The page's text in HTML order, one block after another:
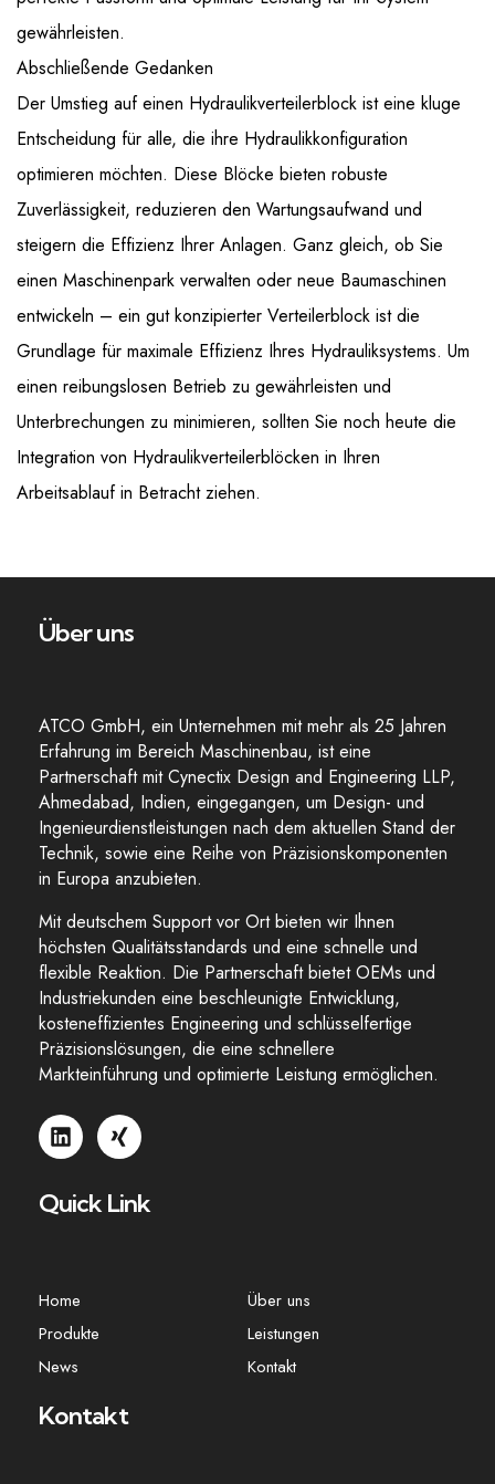
gewährleisten.
Abschließende Gedanken
Der Umstieg auf einen Hydraulikverteilerblock ist eine kluge
Entscheidung für alle, die ihre Hydraulikkonfiguration
optimieren möchten. Diese Blöcke bieten robuste
Zuverlässigkeit, reduzieren den Wartungsaufwand und
steigern die Effizienz Ihrer Anlagen. Ganz gleich, ob Sie
einen Maschinenpark verwalten oder neue Baumaschinen
entwickeln – ein gut konzipierter Verteilerblock ist die
Grundlage für maximale Effizienz Ihres Hydrauliksystems. Um
einen reibungslosen Betrieb zu gewährleisten und
Unterbrechungen zu minimieren, sollten Sie noch heute die
Integration von Hydraulikverteilerblöcken in Ihren
Arbeitsablauf in Betracht ziehen.
Über uns
ATCO GmbH, ein Unternehmen mit mehr als 25 Jahren
Erfahrung im Bereich Maschinenbau, ist eine
Partnerschaft mit Cynectix Design and Engineering LLP,
Ahmedabad, Indien, eingegangen, um Design- und
Ingenieurdienstleistungen nach dem aktuellen Stand der
Technik, sowie eine Reihe von Präzisionskomponenten
in Europa anzubieten.
Mit deutschem Support vor Ort bieten wir Ihnen
höchsten Qualitätsstandards und eine schnelle und
flexible Reaktion. Die Partnerschaft bietet OEMs und
Industriekunden eine beschleunigte Entwicklung,
kosteneffizientes Engineering und schlüsselfertige
Präzisionslösungen, die eine schnellere
Markteinführung und optimierte Leistung ermöglichen.
Quick Link
Home
Über uns
Produkte
Leistungen
News
Kontakt
Kontakt